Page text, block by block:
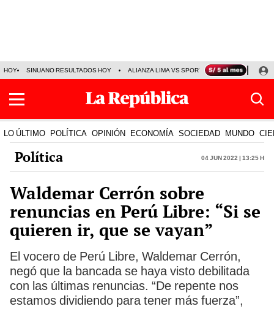
HOY SINUANO RESULTADOS HOY ALIANZA LIMA VS SPORT BOYS JORGE
LO ÚLTIMO POLÍTICA OPINIÓN ECONOMÍA SOCIEDAD MUNDO
Política 04 Jun 2022 | 13:25 h
Waldemar Cerrón sobre
renuncias en Perú Libre: “Si se
quieren ir, que se vayan”
El vocero de Perú Libre, Waldemar Cerrón,
negó que la bancada se haya visto debilitada
con las últimas renuncias. “De repente nos
estamos dividiendo para tener más fuerza”,